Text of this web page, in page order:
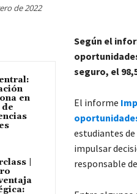
de 2022
en
|
Según el
seguro, el
El informe
estudiantes de
impulsar
responsable